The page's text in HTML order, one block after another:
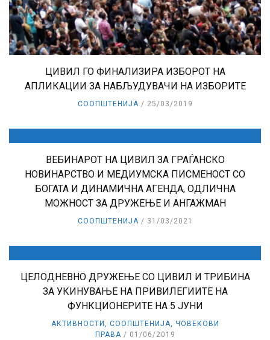
ЦИВИЛ ГО ФИНАЛИЗИРА ИЗБОРОТ НА
АПЛИКАЦИИ ЗА НАБЉУДУВАЧИ НА ИЗБОРИТЕ
СООПШТЕНИЈА 25/03/2019
ВЕБИНАРОТ НА ЦИВИЛ ЗА ГРАЃАНСКО
НОВИНАРСТВО И МЕДИУМСКА ПИСМЕНОСТ СО
БОГАТА И ДИНАМИЧНА АГЕНДА, ОДЛИЧНА
МОЖНОСТ ЗА ДРУЖЕЊЕ И АНГАЖМАН
СООПШТЕНИЈА 31/03/2021
ЦЕЛОДНЕВНО ДРУЖЕЊЕ СО ЦИВИЛ И ТРИБИНА
ЗА УКИНУВАЊЕ НА ПРИВИЛЕГИИТЕ НА
ФУНКЦИОНЕРИТЕ НА 5 ЈУНИ
АКТИВНОСТИ , СООПШТЕНИЈА, ЧОВЕКОВИ
ПРАВА
01/06/2019